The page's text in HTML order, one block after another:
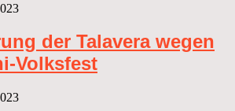
der Talavera wegen
Volksfest